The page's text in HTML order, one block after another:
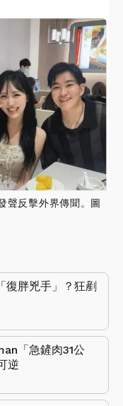
聲反擊外界傳聞。圖
胖兇手」？狂剷
「急鏟肉31公
逆